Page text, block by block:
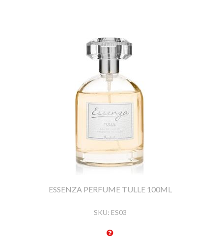
ESSENZA PERFUME TULLE 100ML
SKU: ES03